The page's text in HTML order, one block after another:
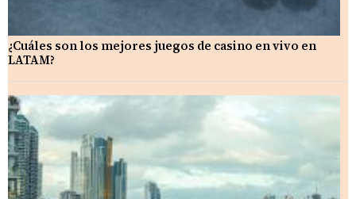
¿Cuáles son los mejores juegos de casino en vivo en
LATAM?